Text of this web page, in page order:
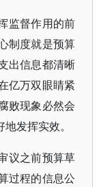
监督作用的前
制度就是预算
出信息都清晰
亿万双眼睛紧
败现象必然会
发挥实效。
议之前预算草
过程的信息公